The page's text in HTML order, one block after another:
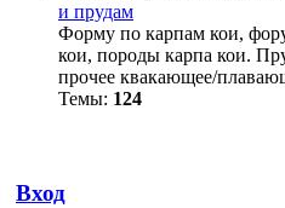
и прудам
Форму по карпам кои,
кои, породы карпа кои.
прочее квакающее/
Темы: 124
Вход